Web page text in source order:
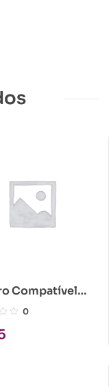
Compatível
Preto
0